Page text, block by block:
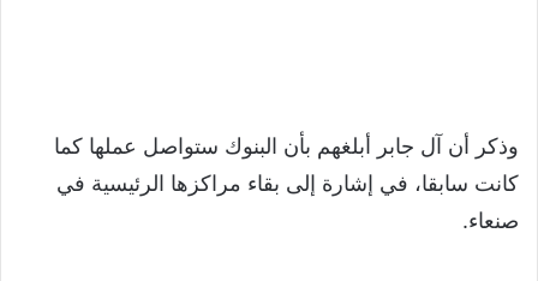
وذكر أن آل جابر أبلغهم بأن البنوك ستواصل عملها كما
كانت سابقا، في إشارة إلى بقاء مراكزها الرئيسية في
صنعاء.